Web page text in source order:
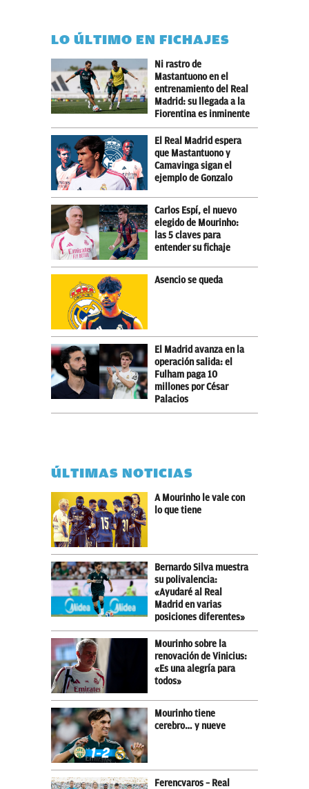
LO ÚLTIMO EN FICHAJES
Ni rastro de
Mastantuono en el
entrenamiento del Real
Madrid: su llegada a la
Fiorentina es inminente
El Real Madrid espera
que Mastantuono y
Camavinga sigan el
ejemplo de Gonzalo
Carlos Espí, el nuevo
elegido de Mourinho:
las 5 claves para
entender su fichaje
Asencio se queda
El Madrid avanza en la
operación salida: el
Fulham paga 10
millones por César
Palacios
ÚLTIMAS NOTICIAS
A Mourinho le vale con
lo que tiene
Bernardo Silva muestra
su polivalencia:
«Ayudaré al Real
Madrid en varias
posiciones diferentes»
Mourinho sobre la
renovación de Vinicius:
«Es una alegría para
todos»
Mourinho tiene
cerebro… y nueve
Ferencvaros – Real